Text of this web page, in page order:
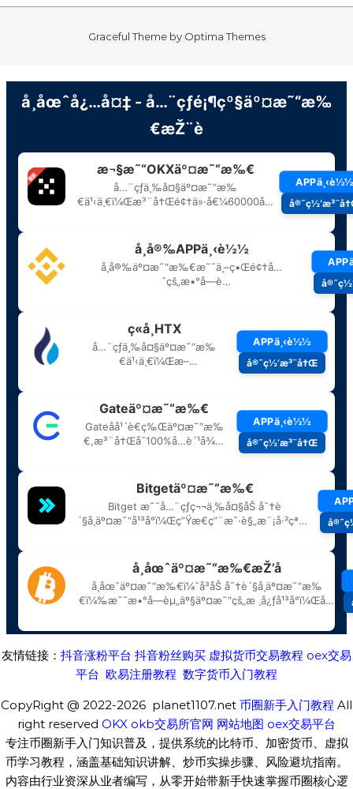
Graceful Theme by Optima Themes
友情链接： 抖音涨粉平台 抖音粉丝购买 虚拟货币交易教程 oex交易
平台 欧易注册教程 数字货币入门教程
CopyRight @ 2022-2026 planet1107.net 币圈新手入门教程 All
right reserved OKX okb交易所官网 网站地图 oex交易平台
专注币圈新手入门知识普及，提供系统的比特币、加密货币、虚拟
币学习教程，涵盖基础知识讲解、炒币实操步骤、风险避坑指南。
内容由行业资深从业者编写，从零开始带新手快速掌握币圈核心逻